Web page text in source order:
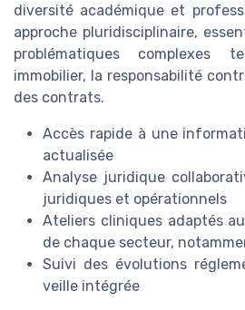
diversité académique et
approche pluridisciplinaire,
problématiques
immobilier, la responsabilité
des contrats.
Accès rapide à une
actualisée
Analyse juridique
juridiques et opérationnels
Ateliers cliniques adaptés
de chaque secteur,
Suivi des évolutions
veille intégrée